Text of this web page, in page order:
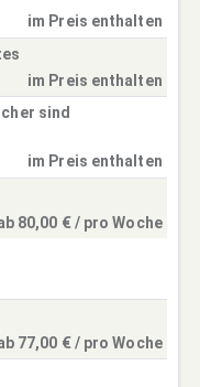
im Preis enthalten
im Preis enthalten
sind
im Preis enthalten
80,00 € / pro Woche
77,00 € / pro Woche